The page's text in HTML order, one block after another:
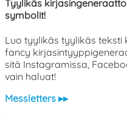
Tyylikäs
symbolit!
Luo tyylikäs tyylikäs teksti
fancy
sitä Instagramissa,
vain haluat!
Messletters ▸▸